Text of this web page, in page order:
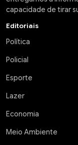
capacidade de tirar
Editoriais
Política
Policial
Esporte
Lazer
Economia
Meio Ambiente